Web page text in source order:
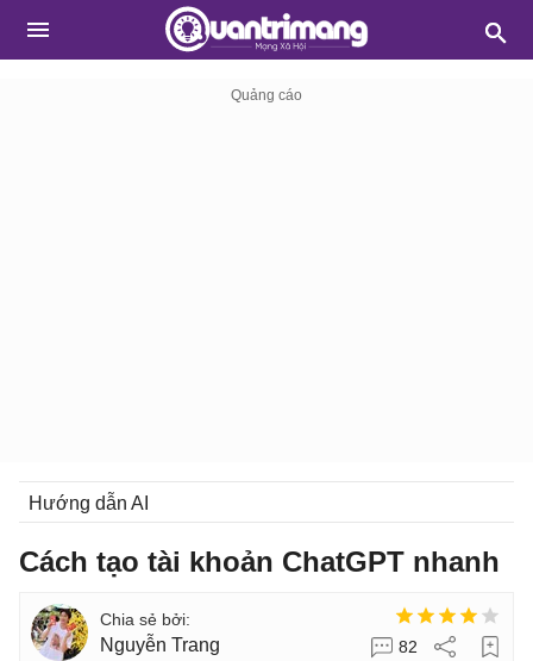
Hướng dẫn AI
Cách tạo tài khoản ChatGPT nhanh
Nguyễn Trang 82